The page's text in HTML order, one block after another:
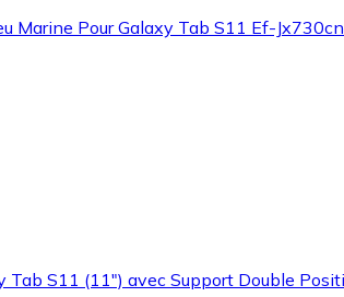
Marine Pour Galaxy Tab S11 Ef-
Tab S11 (11") avec Support Double